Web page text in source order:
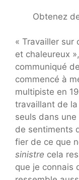
Obtenez
« Travailler sur
et chaleureux
communiqué
commencé à
multipiste en
travaillant de
seuls dans
de sentiments
fier de ce que
sinistre cela
que je connais